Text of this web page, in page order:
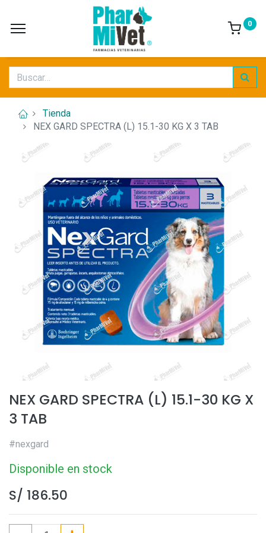
0
Tienda
NEX GARD SPECTRA (L) 15.1-30 KG X 3 TAB
NEX GARD SPECTRA (L) 15.1-30 KG X
3 TAB
#nexgard
Disponible en stock
S/ 186.50